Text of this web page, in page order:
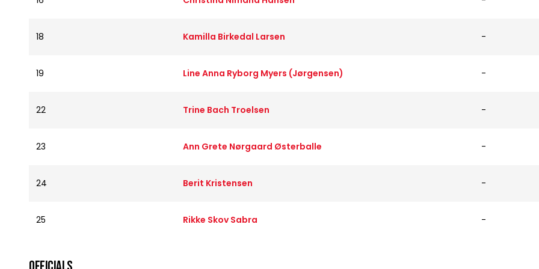
18 Kamilla Birkedal Larsen -
19 Line Anna Ryborg Myers (Jørgensen) -
22 Trine Bach Troelsen -
23 Ann Grete Nørgaard Østerballe -
24 Berit Kristensen -
25 Rikke Skov Sabra -